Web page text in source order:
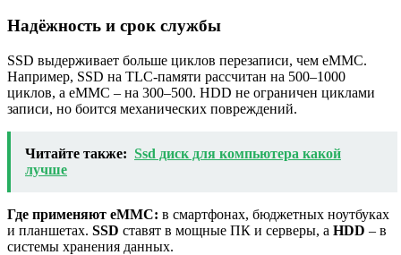
Надёжность и срок службы
SSD выдерживает больше циклов перезаписи, чем eMMC.
Например, SSD на TLC-памяти рассчитан на 500–1000
циклов, а eMMC – на 300–500. HDD не ограничен циклами
записи, но боится механических повреждений.
Читайте также: Ssd диск для компьютера какой
лучше
Где применяют eMMC: в смартфонах, бюджетных ноутбуках
и планшетах. SSD ставят в мощные ПК и серверы, а HDD – в
системы хранения данных.